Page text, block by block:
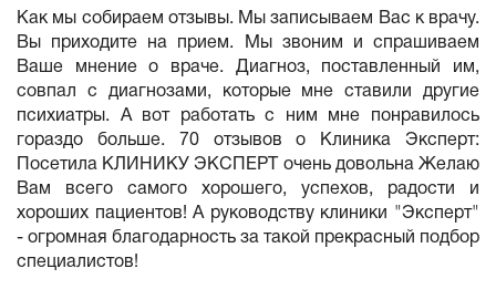
Как мы собираем отзывы. Мы записываем Вас к врачу.
Вы приходите на прием. Мы звоним и спрашиваем
Ваше мнение о враче. Диагноз, поставленный им,
совпал с диагнозами, которые мне ставили другие
психиатры. А вот работать с ним мне понравилось
гораздо больше. 70 отзывов о Клиника Эксперт:
Посетила КЛИНИКУ ЭКСПЕРТ очень довольна Желаю
Вам всего самого хорошего, успехов, радости и
хороших пациентов! А руководству клиники "Эксперт"
- огромная благодарность за такой прекрасный подбор
специалистов!